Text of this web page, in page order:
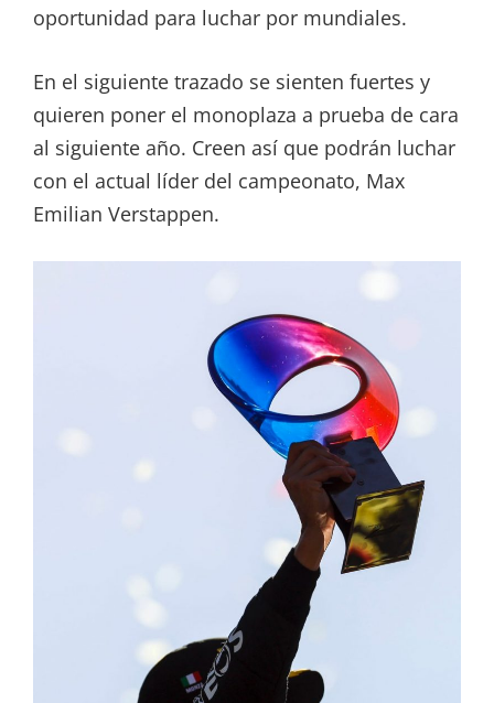
oportunidad para luchar por mundiales.
En el siguiente trazado se sienten fuertes y
quieren poner el monoplaza a prueba de cara
al siguiente año. Creen así que podrán luchar
con el actual líder del campeonato, Max
Emilian Verstappen.